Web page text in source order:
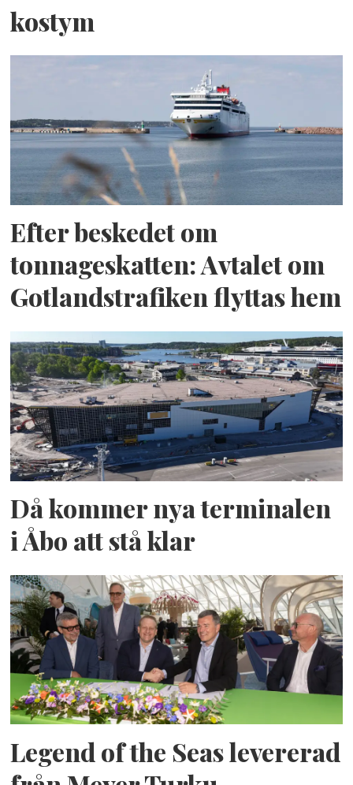
kostym
Efter beskedet om
tonnageskatten: Avtalet om
Gotlandstrafiken flyttas hem
Då kommer nya terminalen
i Åbo att stå klar
Legend of the Seas levererad